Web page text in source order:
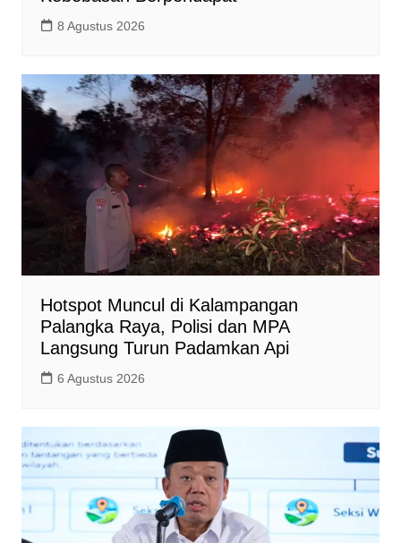
8 Agustus 2026
Hotspot Muncul di Kalampangan
Palangka Raya, Polisi dan MPA
Langsung Turun Padamkan Api
6 Agustus 2026